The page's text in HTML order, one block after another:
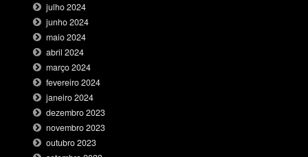
julho 2024
junho 2024
maio 2024
abril 2024
março 2024
fevereiro 2024
janeiro 2024
dezembro 2023
novembro 2023
outubro 2023